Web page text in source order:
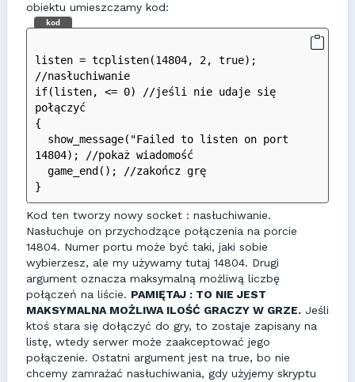
obiektu umieszczamy kod:
kod
listen = tcplisten(14804, 2, true);
//nasłuchiwanie
if(listen, <= 0) //jeśli nie udaje się
połączyć
{
14804); //pokaż wiadomość
  game_end(); //zakończ grę
}
Kod ten tworzy nowy socket : nasłuchiwanie.
Nasłuchuje on przychodzące połączenia na porcie
14804. Numer portu może być taki, jaki sobie
wybierzesz, ale my używamy tutaj 14804. Drugi
argument oznacza maksymalną możliwą liczbę
połączeń na liście. PAMIĘTAJ : TO NIE JEST
MAKSYMALNA MOŻLIWA ILOŚĆ GRACZY W GRZE. Jeśli
ktoś stara się dołączyć do gry, to zostaje zapisany na
listę, wtedy serwer może zaakceptować jego
połączenie. Ostatni argument jest na true, bo nie
chcemy zamrażać nasłuchiwania, gdy użyjemy skryptu